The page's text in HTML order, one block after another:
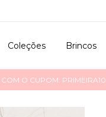
Coleções Brincos
COM O CUPOM: PRIMEIRA10